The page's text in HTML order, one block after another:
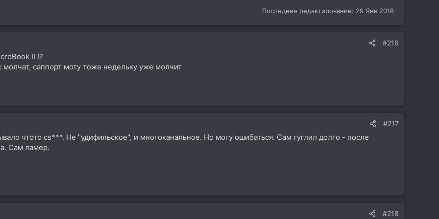
Последнее редактирование: 29 Янв 2018
#216
II !?
молчат, саппорт моту тоже недельку уже молчит
#217
чтото cs***. Не "удифильское", и многоканальное. Но могу ошибаться. Сам гуглил долго - после
Сам ламер.
#218